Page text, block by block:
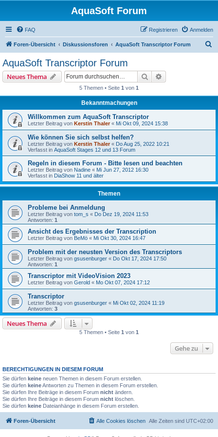
AquaSoft Forum
FAQ Anmelden
Registrieren
Foren-Übersicht Diskussionsforen AquaSoft Transcriptor Forum
AquaSoft Transcriptor Forum
Neues Thema Suche
5 Themen • Seite 1 von 1
Bekanntmachungen
Willkommen zum AquaSoft Transcriptor
Letzter Beitrag von Kerstin Thaler« Mi Okt 09, 2024 15:38
Wie können Sie sich selbst helfen?
Letzter Beitrag von Kerstin Thaler« Do Aug 25, 2022 10:21
Verfasst in AquaSoft Stages 12 und 13 Forum
Regeln in diesem Forum - Bitte lesen und beachten
Letzter Beitrag von Nadine « Mi Jun 27, 2012 16:30
Verfasst in DiaShow 11 und älter
Themen
Probleme bei Anmeldung
Letzter Beitrag von tom_s « Do Dez 19, 2024 11:53
Antworten: 1
Ansicht des Ergebnisses der Transcription
Letzter Beitrag von BeMö « Mi Okt 30, 2024 16:47
Problem mit der neusten Version des Transcriptors
Letzter Beitrag von gsusenburger « Do Okt 17, 2024 17:50
Antworten: 1
Transcriptor mit VideoVision 2023
Letzter Beitrag von Gerold « Mo Okt 07, 2024 17:12
Transcriptor
Letzter Beitrag von gsusenburger « Mi Okt 02, 2024 11:19
Antworten: 3
Neues Thema
5 Themen • Seite 1 von 1
Gehe zu
BERECHTIGUNGEN IN DIESEM FORUM
Sie dürfen keine neuen Themen in diesem Forum erstellen.
Sie dürfen keineAntworten zu Themen in diesem Forum erstellen.
Sie dürfen Ihre Beiträge in diesem Forum nicht ändern.
Sie dürfen Ihre Beiträge in diesem Forum nicht löschen.
Sie dürfen keine Dateianhänge in diesem Forum erstellen.
Foren-Übersicht Alle Zeiten sind UTC+02:00
Alle Cookies löschen